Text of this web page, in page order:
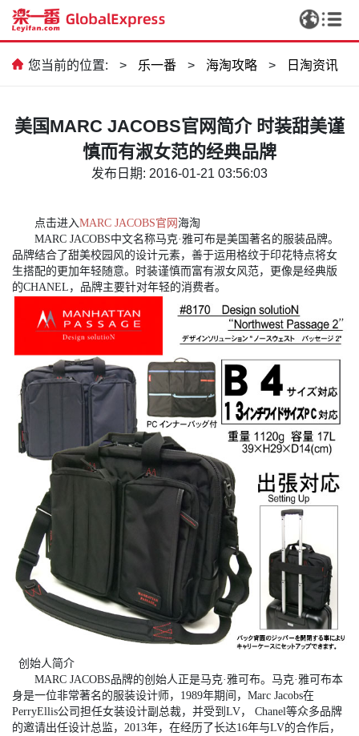
您当前的位置: > 乐一番 > 海淘攻略 > 日淘资讯
美国MARC JACOBS官网简介 时装甜美谨
慎而有淑女范的经典品牌
发布日期: 2016-01-21 03:56:03
点击进入MARC JACOBS官网 海淘
MARC JACOBS中文名称马克·雅可布是美国著名的服装品牌。
品牌结合了甜美校园风的设计元素，善于运用格纹于印花特点将女
生搭配的更加年轻随意。时装谨慎而富有淑女风范，更像是经典版
的CHANEL，品牌主要针对年轻的消费者。
创始人简介
MARC JACOBS品牌的创始人正是马克·雅可布。马克·雅可布本
身是一位非常著名的服装设计师，1989年期间，Marc Jacobs在
PerryEllis公司担任女装设计副总裁，并受到LV， Chanel等众多品牌
的邀请出任设计总监，2013年，在经历了长达16年与LV的合作后，